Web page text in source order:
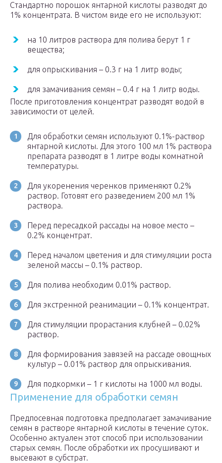
Стандартно порошок янтарной кислоты разводят до
1% концентрата. В чистом виде его не используют:
на 10 литров раствора для полива берут 1 г
вещества;
для опрыскивания – 0.3 г на 1 литр воды;
для замачивания семян – 0.4 г на 1 литр воды.
После приготовления концентрат разводят водой в
зависимости от целей.
Для обработки семян используют 0.1%-раствор
янтарной кислоты. Для этого 100 мл 1% раствора
препарата разводят в 1 литре воды комнатной
температуры.
Для укоренения черенков применяют 0.2%
раствор. Готовят его разведением 200 мл 1%
раствора.
Перед пересадкой рассады на новое место –
0.2% концентрат.
Перед началом цветения и для стимуляции роста
зеленой массы – 0.1% раствор.
Для полива необходим 0.01% раствор.
Для экстренной реанимации – 0.1% концентрат.
Для стимуляции прорастания клубней – 0.02%
раствор.
Для формирования завязей на рассаде овощных
культур – 0.01% раствор для опрыскивания.
Для подкормки – 1 г кислоты на 1000 мл воды.
Применение для обработки семян
Предпосевная подготовка предполагает замачивание
семян в растворе янтарной кислоты в течение суток.
Особенно актуален этот способ при использовании
старых семян. После обработки их просушивают и
высевают в субстрат.